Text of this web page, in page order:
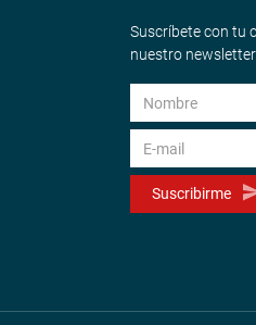
Suscríbete con tu
nuestro newsletter.
Suscribirme